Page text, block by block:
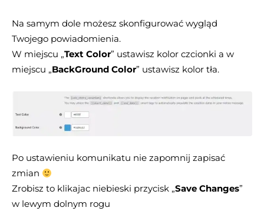
Na samym dole możesz skonfigurować wygląd
Twojego powiadomienia.
W miejscu „Text Color” ustawisz kolor czcionki a w
miejscu „BackGround Color” ustawisz kolor tła.
Po ustawieniu komunikatu nie zapomnij zapisać
zmian
Zrobisz to klikajac niebieski przycisk „Save Changes”
w lewym dolnym rogu